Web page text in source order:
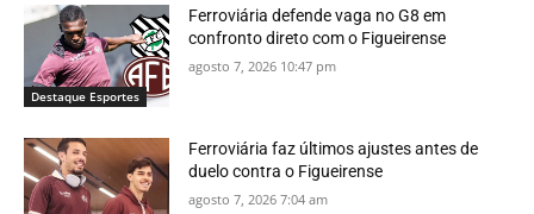
Destaque Esportes
Ferroviária defende vaga no G8 em
confronto direto com o Figueirense
agosto 7, 2026 10:47 pm
Ferroviária faz últimos ajustes antes de
duelo contra o Figueirense
agosto 7, 2026 7:04 am